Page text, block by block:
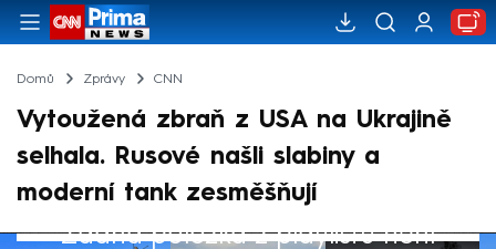
Domů Zprávy CNN
Vytoužená zbraň z USA na Ukrajině
selhala. Rusové našli slabiny a
moderní tank zesměšňují
Žádná položka z playlistu není